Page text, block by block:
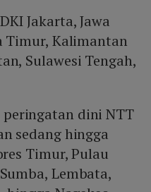
Jakarta, Jawa
Timur, Kalimantan
Sulawesi Tengah,
peringatan dini NTT
sedang hingga
Timur, Pulau
Lembata,